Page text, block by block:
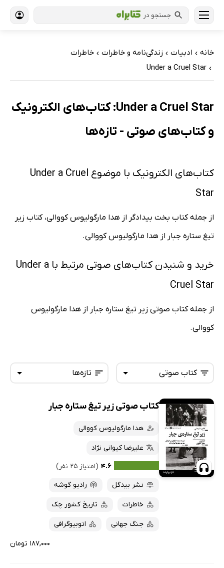
جستجو در
خانه › ادبیات › زندگی‌نامه و خاطرات › خاطرات
›
Under a Cruel Star
Under a Cruel Star: کتاب‌های الکترونیک
و کتاب‌های صوتی - تازه‌ها
کتاب‌های الکترونیک با موضوع Under a Cruel
Star
از جمله کتاب بخت بیدادگر از هدا مارگولیوس کووالی، کتاب زیر
تیغ ستاره جبار از هدا مارگولیوس کووالی.
خرید و شنیدن کتاب‌های صوتی مرتبط با Under a
Cruel Star
از جمله کتاب صوتی زیر تیغ ستاره جبار از هدا مارگولیوس
کووالی.
تازه‌ها
تازه‌ها
داغ‌ترین‌ها
پرفروش‌ها
پربحث‌ها
ارزان ترین‌ها
کتاب صوتی
همه کتاب‌ها
کتاب‌های صوتی
کتاب‌های متنی
کتاب صوتی زیر تیغ ستاره جبار
هدا مارگولیوس کووالی
علیرضا کیوانی نژاد
۴.۶ (امتیاز ۲۵ نفر)
نشر بیدگل
رادیو گوشه
خاطرات تاریخ کشور چک
جنگ جهانی اتوبیوگرافی
۱۸۷,۰۰۰ تومان